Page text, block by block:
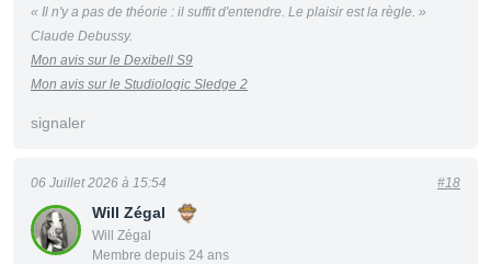
« Il n'y a pas de théorie : il suffit d'entendre. Le plaisir est la règle. »
Claude Debussy.
Mon avis sur le Dexibell S9
Mon avis sur le Studiologic Sledge 2
signaler
Will Zégal
Will Zégal
Membre depuis 24 ans
06 Juillet 2026 à 15:54 #18